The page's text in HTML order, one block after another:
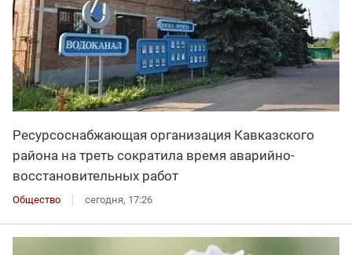
Ресурсоснабжающая организация Кавказского
района на треть сократила время аварийно-
восстановительных работ
Общество сегодня, 17:26